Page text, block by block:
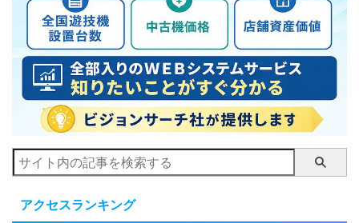
アクセスランキング